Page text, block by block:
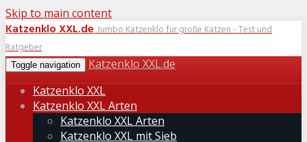
Skip to main content
Katzenklo XXL.deJumbo Katzenklo für große Katzen - Test und
Ratgeber
Toggle navigation
Katzenklo XXL.de
Katzenklo XXL
Katzenklo XXL Arten
Katzenklo XXL Arten
Katzenklo XXL mit Sieb